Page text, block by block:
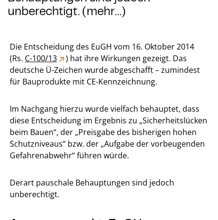
unberechtigt. (mehr…)
Die Entscheidung des EuGH vom 16. Oktober 2014
(Rs. C-100/13
) hat ihre Wirkungen gezeigt. Das
deutsche Ü-Zeichen wurde abgeschafft – zumindest
für Bauprodukte mit CE-Kennzeichnung.
Im Nachgang hierzu wurde vielfach behauptet, dass
diese Entscheidung im Ergebnis zu „Sicherheitslücken
beim Bauen“, der „Preisgabe des bisherigen hohen
Schutzniveaus“ bzw. der „Aufgabe der vorbeugenden
Gefahrenabwehr“ führen würde.
Derart pauschale Behauptungen sind jedoch
unberechtigt.